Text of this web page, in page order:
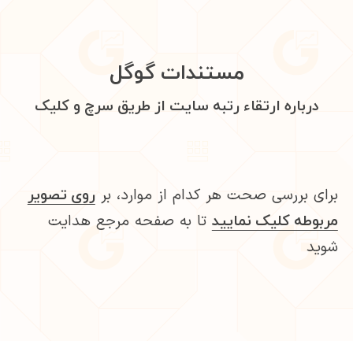
مستندات گوگل
درباره ارتقاء رتبه سایت از طریق سرچ و کلیک
برای بررسی صحت هر کدام از موارد، برروی تصویر
مربوطه کلیک نمایید تا به صفحه مرجع هدایت
شوید